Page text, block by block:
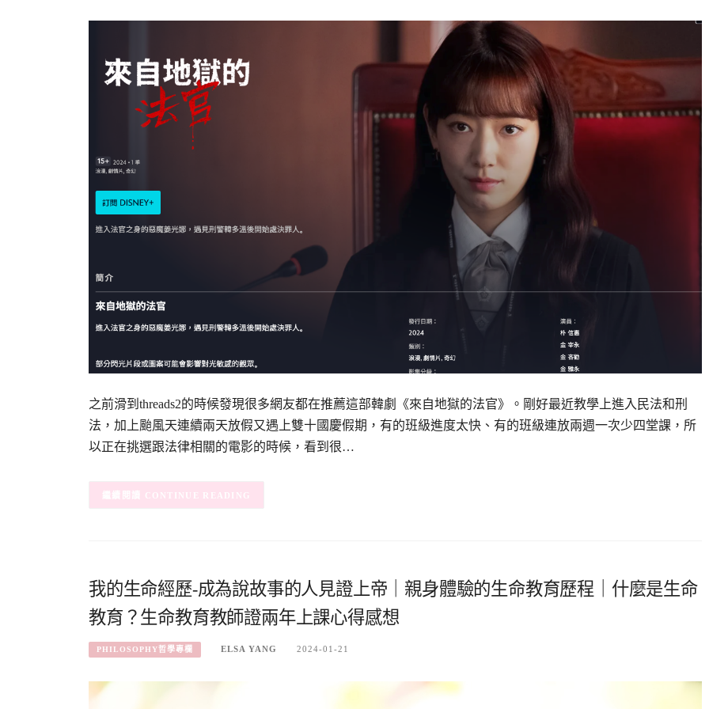
之前滑到threads2的時候發現很多網友都在推薦這部韓劇《來自地獄的法官》。剛好最近教學上進入民法和刑
法，加上颱風天連續兩天放假又遇上雙十國慶假期，有的班級進度太快、有的班級連放兩週一次少四堂課，所
以正在挑選跟法律相關的電影的時候，看到很…
CONTINUE READING
我的生命經歷-成為說故事的人見證上帝｜親身體驗的生命教育歷程｜什麼是生命
教育？生命教育教師證兩年上課心得感想
PHILOSOPHY哲學專欄 ELSA YANG 2024-01-21